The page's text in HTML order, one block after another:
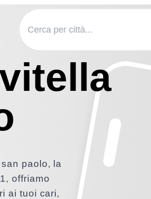
paolo, la
offriamo
ai tuoi cari,